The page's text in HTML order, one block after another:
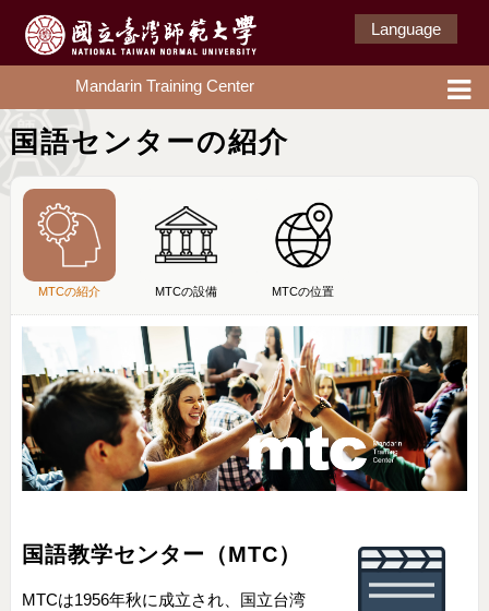
Language
Mandarin Training Center
国語センターの紹介
MTCの紹介 MTCの設備 MTCの位置
国語教学センター（MTC）
MTCは1956年秋に成立され、国立台湾